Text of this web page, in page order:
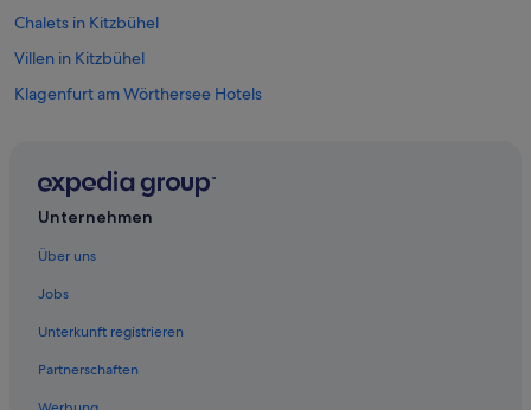
Chalets in Kitzbühel
Villen in Kitzbühel
Klagenfurt am Wörthersee Hotels
Salzburg Hotels
Unternehmen
Über uns
Jobs
Unterkunft registrieren
Partnerschaften